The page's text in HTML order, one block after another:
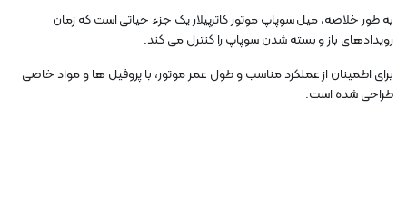
به طور خلاصه، میل سوپاپ موتور کاترپیلار یک جزء حیاتی است که زمان
رویدادهای باز و بسته شدن سوپاپ را کنترل می کند.
برای اطمینان از عملکرد مناسب و طول عمر موتور، با پروفیل ها و مواد خاصی
طراحی شده است.